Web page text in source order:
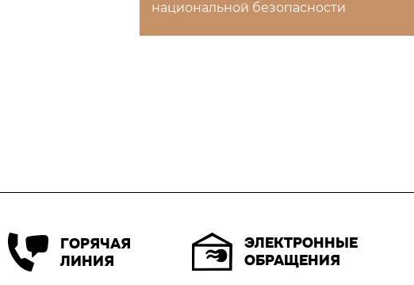
национальной безопасности
ГОРЯЧАЯ
ЛИНИЯ
ЭЛЕКТРОННЫЕ
ОБРАЩЕНИЯ